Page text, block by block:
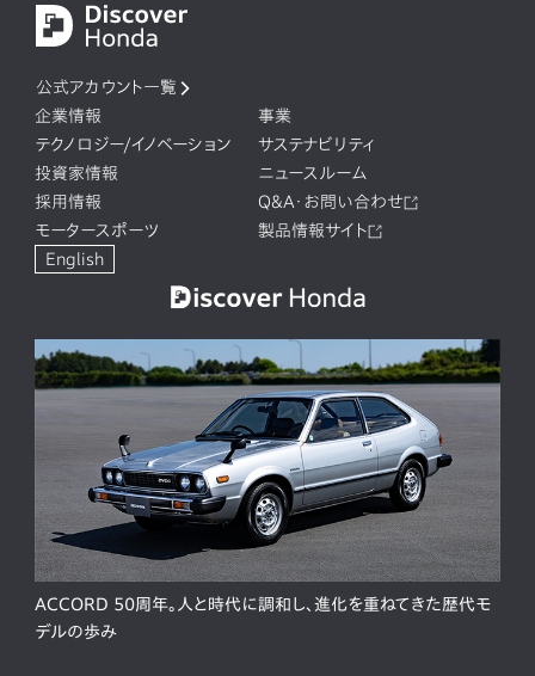
公式アカウント一覧
企業情報
事業
テクノロジー/イノベーション
サステナビリティ
投資家情報
ニュースルーム
採用情報
Q&A・お問い合わせ
モータースポーツ
製品情報サイト
English
ACCORD 50周年。人と時代に調和し、進化を重ねてきた歴代モ
デルの歩み